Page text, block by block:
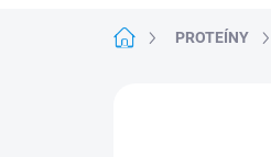
DomovPROTEÍNY